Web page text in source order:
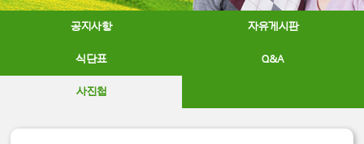
공지사항 자유게시판
식단표 Q&A
사진첩